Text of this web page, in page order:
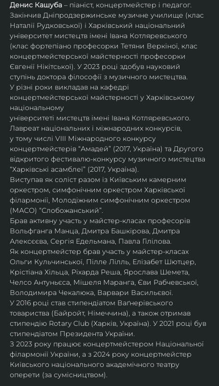
Денис Кашуба – піаніст, концертмейстер і педагог.
Закінчив Дніпродзержинське музичне училище (клас
Наталії Рудковської) і Харківський національний
університет мистецтв імені Івана Котляревського
(клас фортепіано професорки Тетяни Веркіної, клас
концертмейстерської майстерності професорки
Євгенії Нікітської). У 2023 році здобув науковий
ступінь доктора філософії з музичного мистецтва.
У різні роки викладав на кафедрі
концертмейстерської майстерності у Харківському
національному
університеті мистецтв імені Івана Котляревського.
Лавреат національних і міжнародних конкурсів,
у тому числі VIII Міжнародного конкурсу
концертмейстерів “Амадей” (2017, Україна) та Другого
відкритого фестивалю-конкурсу музичного мистецтва
“Харківські асамблеї” (2017, Україна).
Виступав як соліст разом із Київським камерним
оркестром, симфонічним оркестром Харківської
філармонії, Молодіжним симфонічним оркестром
(МАСО) “Слобожанський”.
Брав активну участь у майстер-класах професорів
Вольфганга Манца, Дмитра Башкірова, Дмитра
Алексєєва, Сергія Едельмана, Павла Гілілова.
Як концертмейстер брав участь у майстер-класах
Ольги Кульчинської, Пілле Лілль, Елізабет Шютцер,
Крістіана Хільца, Ріхарда Реша, Ярослава Шемета,
Челсо Антуньєса, Мішеля Маранга, Єви Рабчевської,
Володимира Чекалюка, Варвари Васильєвої.
У 2016 році став стипендіатом Ваґнерівського
товариства (Байройт, Німеччина), а також отримав
стипендію Rotary Club (Харків, Україна). У 2021 році був
стипендіатом Президента України.
З 2023 року працює концертмейстером Національної
філармонії України, а з 2024 року концертмейстер
Київського національного академічного театру
оперети (за сумісництвом).